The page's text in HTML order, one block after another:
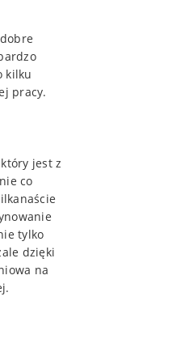
kilku
pracy.
jest z
co
tylko
dzięki
na